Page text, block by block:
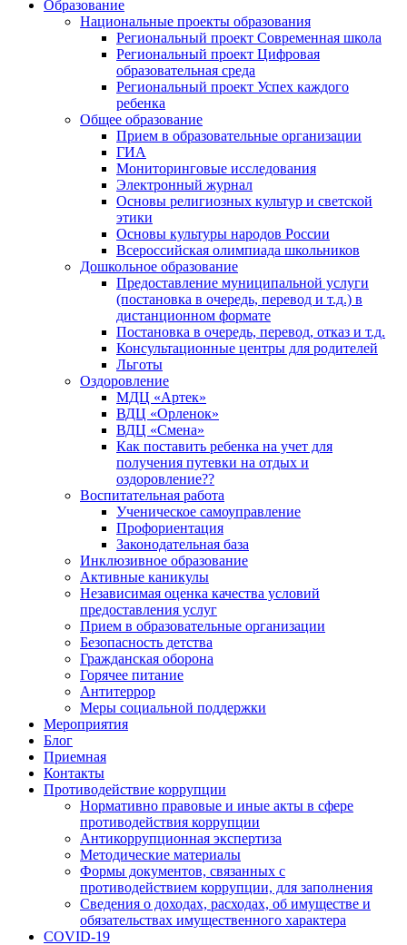
Образование
Национальные проекты образования
Региональный проект Современная школа
Региональный проект Цифровая
образовательная среда
Региональный проект Успех каждого
ребенка
Общее образование
Прием в образовательные организации
ГИА
Мониторинговые исследования
Электронный журнал
Основы религиозных культур и светской
этики
Основы культуры народов России
Всероссийская олимпиада школьников
Дошкольное образование
Предоставление муниципальной услуги
(постановка в очередь, перевод и т.д.) в
дистанционном формате
Постановка в очередь, перевод, отказ и т.д.
Консультационные центры для родителей
Льготы
Оздоровление
МДЦ «Артек»
ВДЦ «Орленок»
ВДЦ «Смена»
Как поставить ребенка на учет для
получения путевки на отдых и
оздоровление??
Воспитательная работа
Ученическое самоуправление
Профориентация
Законодательная база
Инклюзивное образование
Активные каникулы
Независимая оценка качества условий
предоставления услуг
Прием в образовательные организации
Безопасность детства
Гражданская оборона
Горячее питание
Антитеррор
Меры социальной поддержки
Мероприятия
Блог
Приемная
Контакты
Противодействие коррупции
Нормативно правовые и иные акты в сфере
противодействия коррупции
Антикоррупционная экспертиза
Методические материалы
Формы документов, связанных с
противодействием коррупции, для заполнения
Сведения о доходах, расходах, об имуществе и
обязательствах имущественного характера
COVID-19